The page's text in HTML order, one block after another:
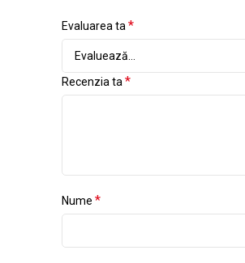
Evaluarea ta *
Recenzia ta *
Nume *